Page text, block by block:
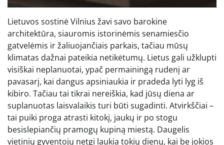
Lietuvos sostinė Vilnius žavi savo barokine
architektūra, siauromis istorinėmis senamiesčio
gatvelėmis ir žaliuojančiais parkais, tačiau mūsų
klimatas dažnai pateikia netikėtumų. Lietus gali užklupti
visiškai neplanuotai, ypač permainingą rudenį ar
pavasarį, kai dangus apsiniaukia ir pradeda lyti lyg iš
kibiro. Tačiau tai tikrai nereiškia, kad jūsų diena ar
suplanuotas laisvalaikis turi būti sugadinti. Atvirkščiai –
tai puiki proga atrasti kitokį, jaukų ir po stogu
besislepiančių pramogų kupiną miestą. Daugelis
vietinių gyventojų netgi laukia tokių dienų, kai be jokios